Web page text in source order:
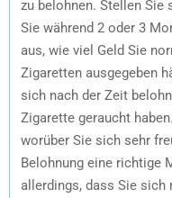
zu belohnen. Stellen Sie
Sie während 2 oder 3
aus, wie viel Geld Sie
Zigaretten ausgegeben
sich nach der Zeit
Zigarette geraucht
worüber Sie sich sehr
Belohnung eine richtige
allerdings, dass Sie sich